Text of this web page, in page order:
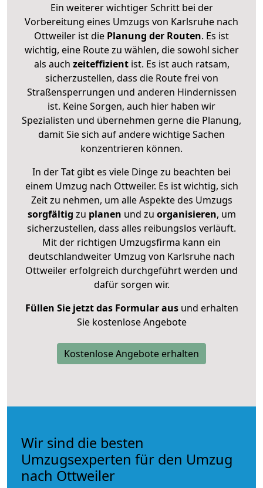
Ein weiterer wichtiger Schritt bei der
Vorbereitung eines Umzugs von Karlsruhe nach
Ottweiler ist die Planung der Routen. Es ist
wichtig, eine Route zu wählen, die sowohl sicher
als auch zeiteffizientist. Es ist auch ratsam,
sicherzustellen, dass die Route frei von
Straßensperrungen und anderen Hindernissen
ist. Keine Sorgen, auch hier haben wir
Spezialisten und übernehmen gerne die Planung,
damit Sie sich auf andere wichtige Sachen
konzentrieren können.
In der Tat gibt es viele Dinge zu beachten bei
einem Umzug nach Ottweiler. Es ist wichtig, sich
Zeit zu nehmen, um alle Aspekte des Umzugs
sorgfältig zu planen und zu organisieren, um
sicherzustellen, dass alles reibungslos verläuft.
Mit der richtigen Umzugsfirma kann ein
deutschlandweiter Umzug von Karlsruhe nach
Ottweiler erfolgreich durchgeführt werden und
dafür sorgen wir.
Füllen Sie jetzt das Formular ausund erhalten
Sie kostenlose Angebote
Kostenlose Angebote erhalten
Wir sind die besten
Umzugsexperten für den Umzug
nach Ottweiler